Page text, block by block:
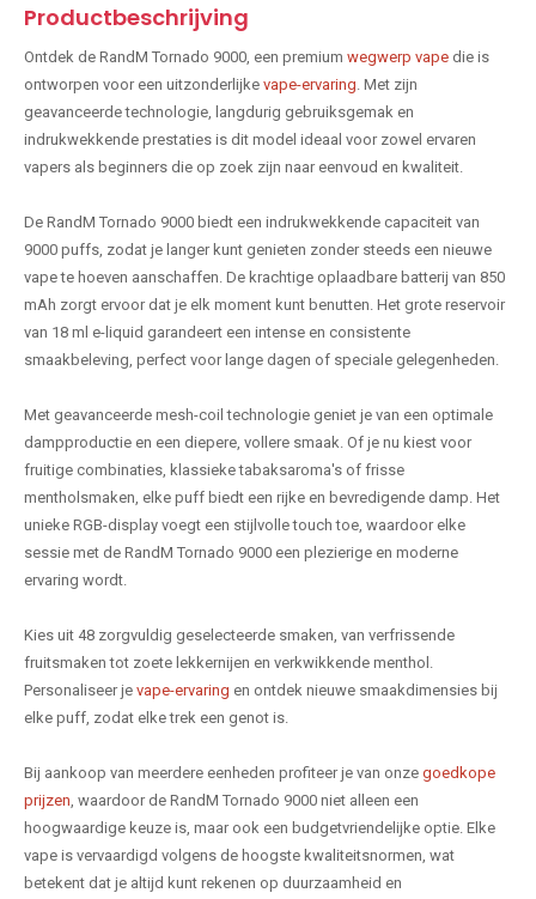
Productbeschrijving
Ontdek de RandM Tornado 9000, een premium wegwerp vape die is
ontworpen voor een uitzonderlijke vape-ervaring . Met zijn
geavanceerde technologie, langdurig gebruiksgemak en
indrukwekkende prestaties is dit model ideaal voor zowel ervaren
vapers als beginners die op zoek zijn naar eenvoud en kwaliteit.
De RandM Tornado 9000 biedt een indrukwekkende capaciteit van
9000 puffs, zodat je langer kunt genieten zonder steeds een nieuwe
vape te hoeven aanschaffen. De krachtige oplaadbare batterij van 850
mAh zorgt ervoor dat je elk moment kunt benutten. Het grote reservoir
van 18 ml e-liquid garandeert een intense en consistente
smaakbeleving, perfect voor lange dagen of speciale gelegenheden.
Met geavanceerde mesh-coil technologie geniet je van een optimale
dampproductie en een diepere, vollere smaak. Of je nu kiest voor
fruitige combinaties, klassieke tabaksaroma's of frisse
mentholsmaken, elke puff biedt een rijke en bevredigende damp. Het
unieke RGB-display voegt een stijlvolle touch toe, waardoor elke
sessie met de RandM Tornado 9000 een plezierige en moderne
ervaring wordt.
Kies uit 48 zorgvuldig geselecteerde smaken, van verfrissende
fruitsmaken tot zoete lekkernijen en verkwikkende menthol.
Personaliseer je vape-ervaring en ontdek nieuwe smaakdimensies bij
elke puff, zodat elke trek een genot is.
Bij aankoop van meerdere eenheden profiteer je van onze goedkope
prijzen , waardoor de RandM Tornado 9000 niet alleen een
hoogwaardige keuze is, maar ook een budgetvriendelijke optie. Elke
vape is vervaardigd volgens de hoogste kwaliteitsnormen, wat
betekent dat je altijd kunt rekenen op duurzaamheid en